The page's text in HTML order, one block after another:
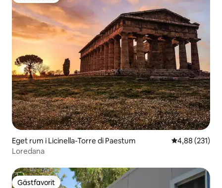
Eget rum i Licinella-Torre di Paestum 4,88 av 5 i
4,88 (231)
Loredana
Gästfavorit